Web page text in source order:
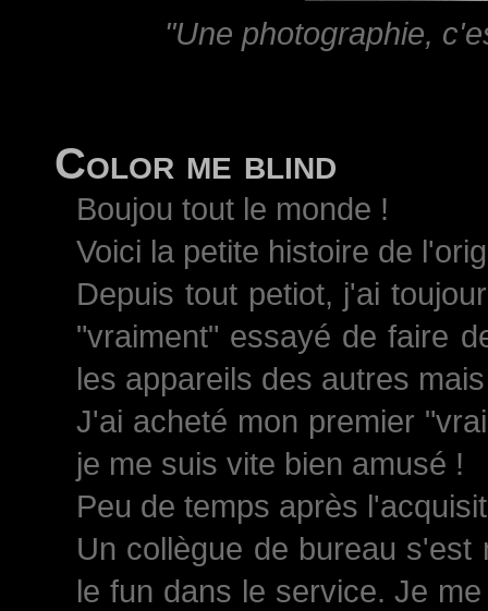
"Une photographie,
Color me blind
Boujou tout le monde !
Voici la petite histoire de
Depuis tout petiot, j'ai
"vraiment" essayé de faire
les appareils des autres
J'ai acheté mon premier
je me suis vite bien amusé !
Peu de temps après
Un collègue de bureau
le fun dans le service. Je